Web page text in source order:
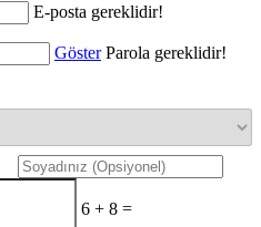
E-posta gereklidir!
Göster Parola gereklidir!
6 + 8 =